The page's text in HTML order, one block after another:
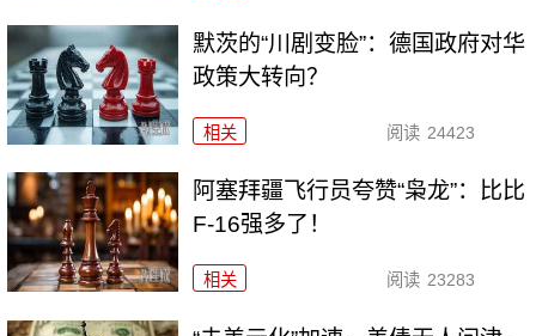
默茨的“川剧变脸”：德国政府对华
政策大转向？
相关 阅读 24423
阿塞拜疆飞行员夸赞“枭龙”：比比
F-16强多了！
相关 阅读 23283